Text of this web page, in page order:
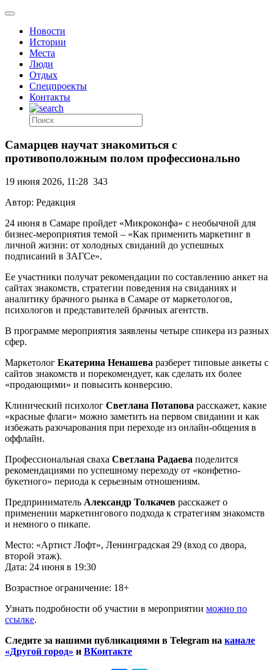
Новости
Истории
Места
Люди
Отдых
Спецпроекты
Контакты
Самарцев научат знакомиться с
противоположным полом профессионально
19 июня 2026, 11:28 343
Автор: Редакция
24 июня в Самаре пройдет «Микроконфа» с необычной для
бизнес-мероприятия темой – «Как применить маркетинг в
личной жизни: от холодных свиданий до успешных
подписаний в ЗАГСе».
Ее участники получат рекомендации по составлению анкет на
сайтах знакомств, стратегии поведения на свиданиях и
аналитику брачного рынка в Самаре от маркетологов,
психологов и представителей брачных агентств.
В программе мероприятия заявлены четыре спикера из разных
сфер.
Маркетолог Екатерина Ненашева разберет типовые анкеты с
сайтов знакомств и порекомендует, как сделать их более
«продающими» и повысить конверсию.
Клинический психолог Светлана Потапова расскажет, какие
«красные флаги» можно заметить на первом свидании и как
избежать разочарования при переходе из онлайн-общения в
оффлайн.
Профессиональная сваха Светлана Радаева поделится
рекомендациями по успешному переходу от «конфетно-
букетного» периода к серьезным отношениям.
Предприниматель Александр Толкачев расскажет о
применении маркетингового подхода к стратегиям знакомств
и немного о пикапе.
Место: «Артист Лофт», Ленинградская 29 (вход со двора,
второй этаж).
Дата: 24 июня в 19:30
Возрастное ограничение: 18+
Узнать подробности об участии в мероприятии можно по
ссылке.
Следите за нашими публикациями в Telegram на канале
«Другой город» и ВКонтакте